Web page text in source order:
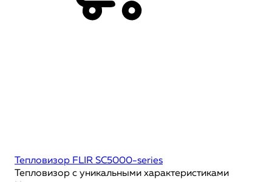
Тепловизор FLIR SC5000-series
Тепловизор с уникальными характеристиками